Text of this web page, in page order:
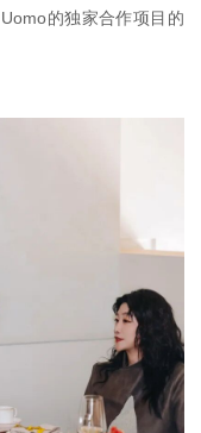
的独家合作项目的